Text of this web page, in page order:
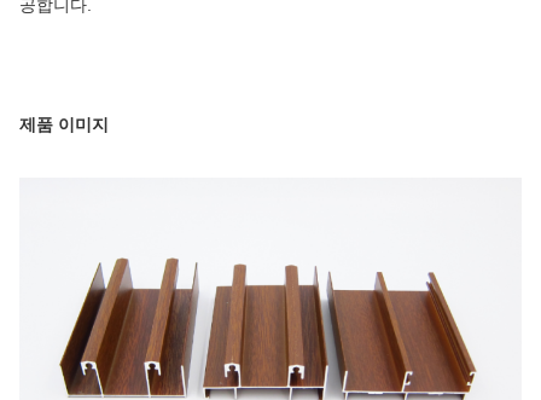
공합니다.
제품 이미지